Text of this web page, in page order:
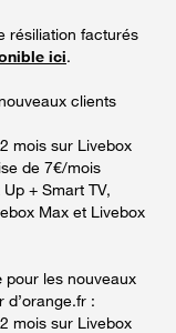
résiliation facturés
ici.
clients
mois sur Livebox
de 7€/mois
+ Smart TV,
Max et Livebox
pour les nouveaux
d’orange.fr :
mois sur Livebox